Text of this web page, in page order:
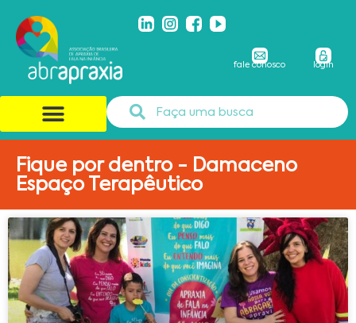
fale conosco login
Fique por dentro - Damaceno
Espaço Terapêutico